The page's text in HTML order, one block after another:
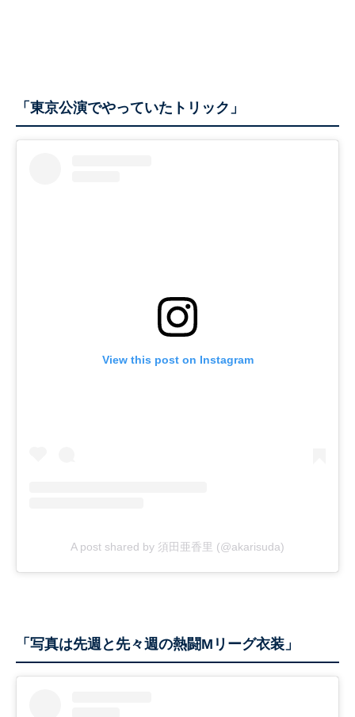
「東京公演でやっていたトリック」
View this post on Instagram
A post shared by 須田亜香里 (@akarisuda)
「写真は先週と先々週の熱闘Mリーグ衣装」